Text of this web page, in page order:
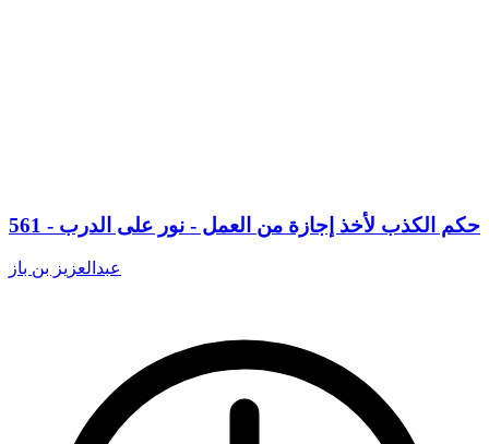
561 - حكم الكذب لأخذ إجازة من العمل - نور على الدرب
عبدالعزيز بن باز